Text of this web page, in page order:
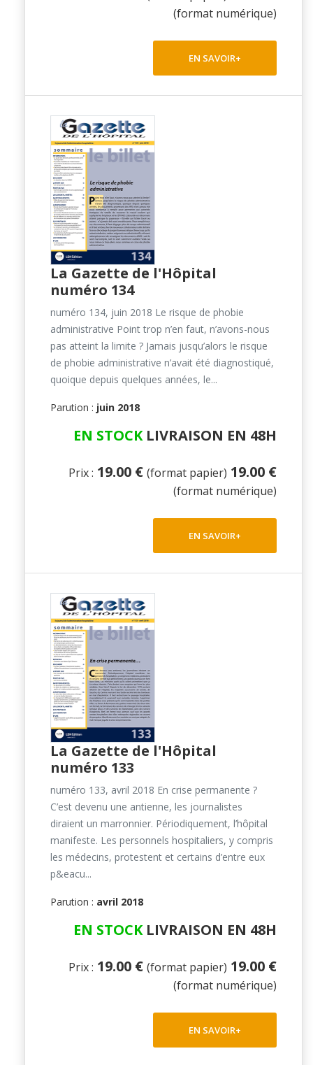
(format numérique)
EN SAVOIR+
La Gazette de l'Hôpital
numéro 134
numéro 134, juin 2018 Le risque de phobie
administrative Point trop n’en faut, n’avons-nous
pas atteint la limite ? Jamais jusqu’alors le risque
de phobie administrative n’avait été diagnostiqué,
quoique depuis quelques années, le...
Parution : juin 2018
EN STOCKLIVRAISON EN 48H
Prix : 19.00 € (format papier) 19.00 €
(format numérique)
EN SAVOIR+
La Gazette de l'Hôpital
numéro 133
numéro 133, avril 2018 En crise permanente ?
C’est devenu une antienne, les journalistes
diraient un marronnier. Périodiquement, l’hôpital
manifeste. Les personnels hospitaliers, y compris
les médecins, protestent et certains d’entre eux
p&eacu...
Parution : avril 2018
EN STOCKLIVRAISON EN 48H
Prix : 19.00 € (format papier) 19.00 €
(format numérique)
EN SAVOIR+